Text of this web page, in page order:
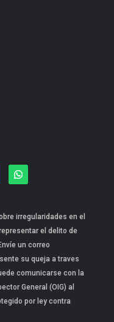
irregularidades en el
el delito de
un correo
su queja a traves
comunicarse con la
General (OIG) al
por ley contra